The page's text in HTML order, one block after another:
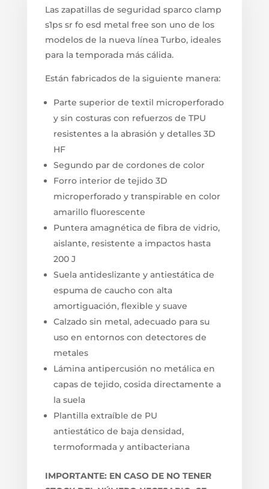
Las zapatillas de seguridad sparco clamp
s1ps sr fo esd metal free son uno de los
modelos de la nueva línea Turbo, ideales
para la temporada más cálida.
Están fabricados de la siguiente manera:
Parte superior de textil microperforado
y sin costuras con refuerzos de TPU
resistentes a la abrasión y detalles 3D
HF
Segundo par de cordones de color
Forro interior de tejido 3D
microperforado y transpirable en color
amarillo fluorescente
Puntera amagnética de fibra de vidrio,
aislante, resistente a impactos hasta
200 J
Suela antideslizante y antiestática de
espuma de caucho con alta
amortiguación, flexible y suave
Calzado sin metal, adecuado para su
uso en entornos con detectores de
metales
Lámina antipercusión no metálica en
capas de tejido, cosida directamente a
la suela
Plantilla extraíble de PU
antiestático de baja densidad,
termoformada y antibacteriana
IMPORTANTE: EN CASO DE NO TENER